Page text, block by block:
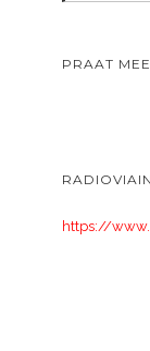
PRAAT
https://